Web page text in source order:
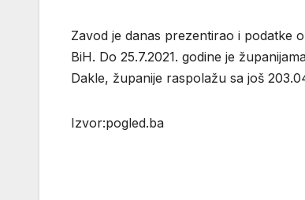
Zavod je danas prezentirao i podatke
BiH. Do 25.7.2021. godine je
Dakle, županije raspolažu sa još
Izvor:pogled.ba